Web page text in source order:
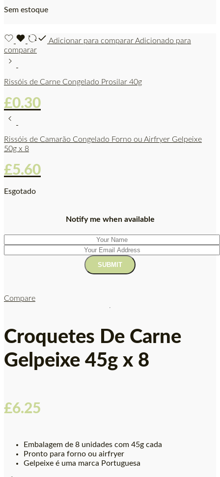
Sem estoque
Adicionar para compararAdicionado para
comparar
Croquetes De Carne
Gelpeixe 45g x 8
Rissóis de Carne Congelado Prosilar 40g
£0.30
Rissóis de Camarão Congelado Forno ou Airfryer Gelpeixe
50g x 8
£5.60
£6.25
Embalagem de 8 unidades com 45g cada
Pronto para forno ou airfryer
Gelpeixe é uma marca Portuguesa
Esgotado
Notify me when available
Compare